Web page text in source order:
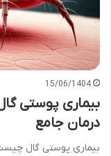
15/06/1404
بیماری پوستی
درمان جامع
بیماری پوستی گال